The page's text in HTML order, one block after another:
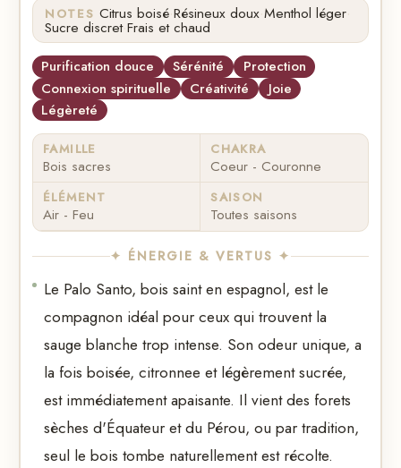
NOTES Citrus boisé·Résineux doux·Menthol léger·
Sucre discret·Frais et chaud
Purification douce Sérénité
Protection
Connexion spirituelle
Créativité
Joie
Légèreté
FAMILLE
Bois sacres
CHAKRA
Coeur - Couronne
ÉLÉMENT
Air - Feu
SAISON
Toutes saisons
✦ ÉNERGIE & VERTUS ✦
Le Palo Santo, bois saint en espagnol, est le
compagnon idéal pour ceux qui trouvent la
sauge blanche trop intense. Son odeur unique, a
la fois boisée, citronnee et légèrement sucrée,
est immédiatement apaisante. Il vient des forets
sèches d'Équateur et du Pérou, ou par tradition,
seul le bois tombe naturellement est récolte.